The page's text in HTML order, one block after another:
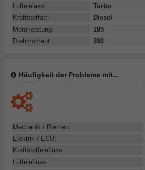
Lufteinlass:
Turbo
Kraftstoffart:
Diesel
Motorleistung:
185
Drehmoment:
392
Häufigkeit der Probleme mit...
Mechanik / Riemen:
Elektrik / ECU:
Kraftstoffeinfluss:
Lufteinfluss: